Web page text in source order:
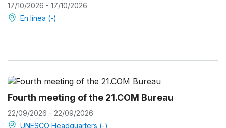
17/10/2026 - 17/10/2026
En línea (-)
Fourth meeting of the 21.COM Bureau
22/09/2026 - 22/09/2026
UNESCO Headquarters (-)